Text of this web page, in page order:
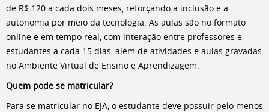
de R$ 120 a cada dois meses, reforçando a inclusão e a
autonomia por meio da tecnologia. As aulas são no formato
online e em tempo real, com interação entre professores e
estudantes a cada 15 dias, além de atividades e aulas gravadas
no Ambiente Virtual de Ensino e Aprendizagem.
Quem pode se matricular?
Para se matricular no EJA, o estudante deve possuir pelo menos